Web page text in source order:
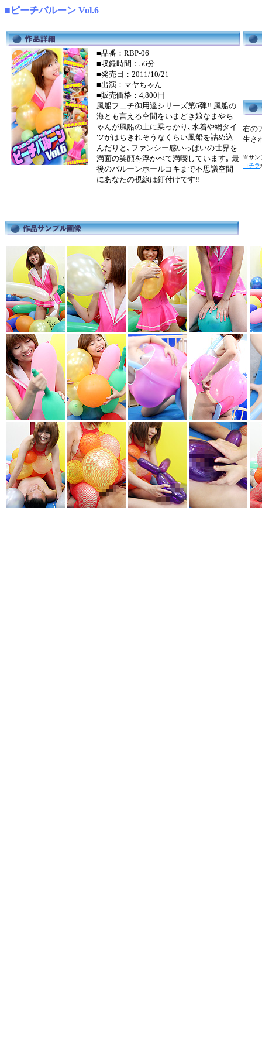
■ピーチバルーン Vol.6
■品番：RBP-06
■収録時間：56分
■発売日：2011/10/21
■出演：マヤちゃん
■販売価格：4,800円
風船フェチ御用達シリーズ第6弾!! 風船の
海とも言える空間をいまどき娘なまやち
ゃんが風船の上に乗っかり､水着や網タイ
ツがはちきれそうなくらい風船を詰め込
んだりと､ファンシー感いっぱいの世界を
満面の笑顔を浮かべて満喫しています｡ 最
後のバルーンホールコキまで不思議空間
にあなたの視線は釘付けです!!
右の
生さ
※サン
コチラ